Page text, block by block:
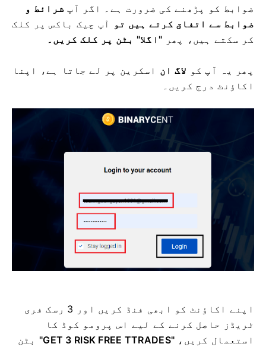
ضوابط کو پڑھنے کی ضرورت ہے۔ اگر آپ شرائط و
ضوابط سے اتفاق کرتے ہیں تو آپ چیک باکس پر کلک
کر سکتے ہیں، پھر "اگلا" بٹن پر کلک کریں۔
پھر یہ آپ کو لاگ ان اسکرین پر لے جاتا ہے، اپنا
اکاؤنٹ درج کریں۔
اپنے اکاؤنٹ کو ابھی فنڈ کریں اور 3 رسک فری
ٹریڈز حاصل کرنے کے لیے اس پرومو کوڈ کا
استعمال کریں، "GET 3 RISK FREE TTRADES"
بٹن